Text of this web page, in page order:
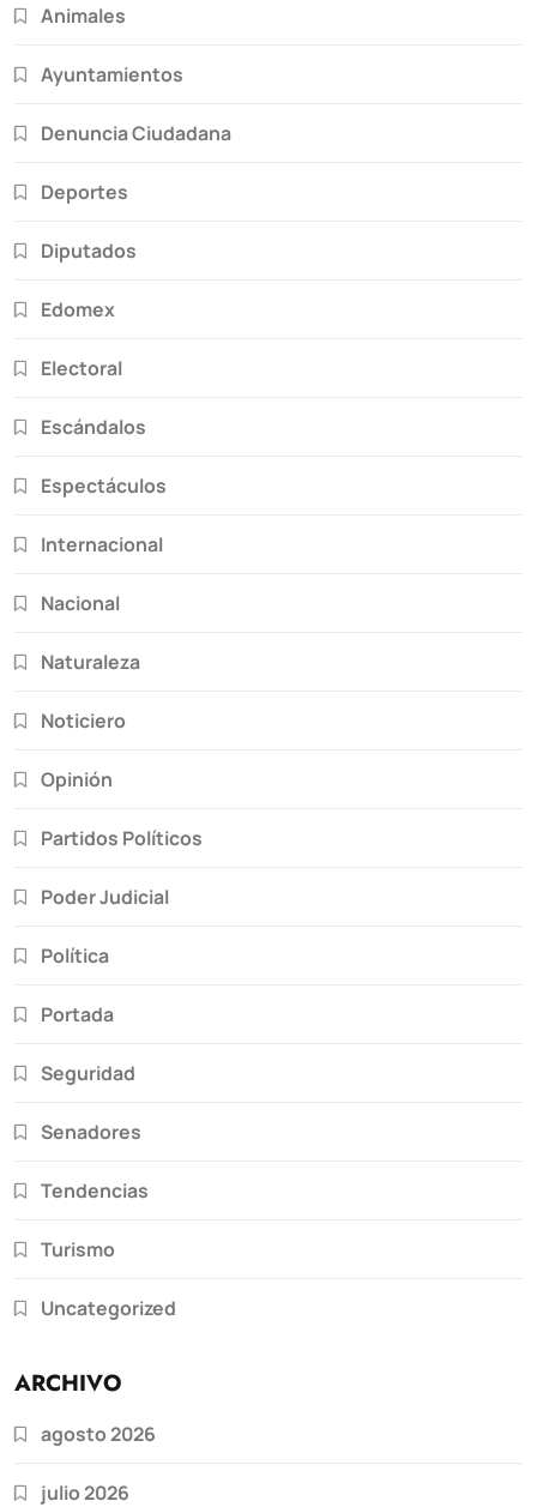
Animales
Ayuntamientos
Denuncia Ciudadana
Deportes
Diputados
Edomex
Electoral
Escándalos
Espectáculos
Internacional
Nacional
Naturaleza
Noticiero
Opinión
Partidos Políticos
Poder Judicial
Política
Portada
Seguridad
Senadores
Tendencias
Turismo
Uncategorized
ARCHIVO
agosto 2026
julio 2026